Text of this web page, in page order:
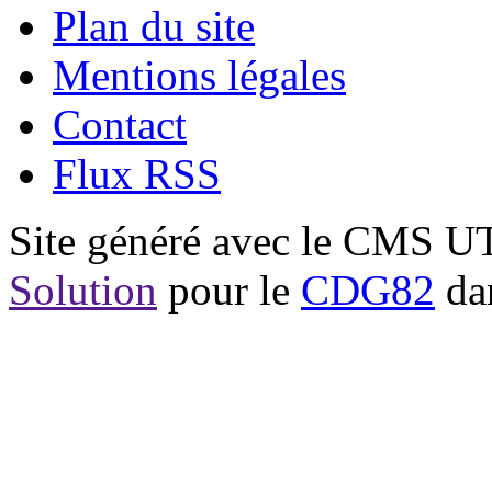
Plan du site
Mentions légales
Contact
Flux RSS
Site généré avec le CMS
Solution pour le CDG82